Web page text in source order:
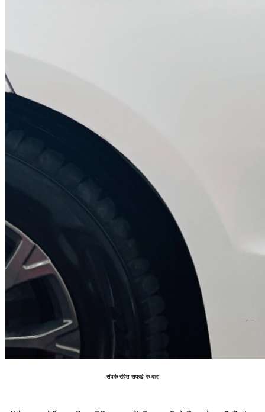
संपर्क रहित सफाई के बाद